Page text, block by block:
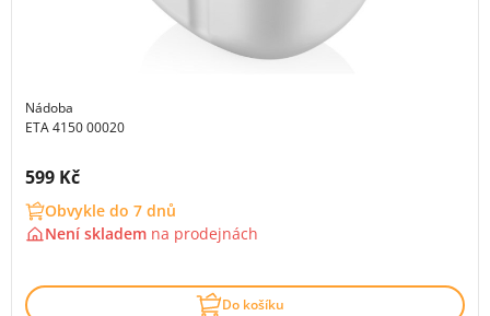
Nádoba
ETA 4150 00020
Cena s DPH:
599 Kč
Obvykle do 7 dnů
Není skladem na prodejnách
Do košíku